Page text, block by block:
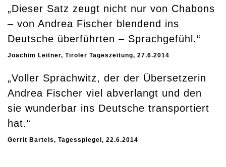
„Dieser Satz zeugt nicht nur von Chabons
– von Andrea Fischer blendend ins
Deutsche überführten – Sprachgefühl.“
Joachim Leitner, Tiroler Tageszeitung, 27.6.2014
„Voller Sprachwitz, der der Übersetzerin
Andrea Fischer viel abverlangt und den
sie wunderbar ins Deutsche transportiert
hat.“
Gerrit Bartels, Tagesspiegel, 22.6.2014